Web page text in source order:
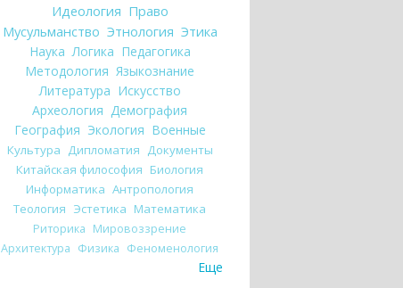
Идеология Право
Мусульманство Этнология Этика
Наука Логика Педагогика
Методология Языкознание
Литература Искусство
Археология Демография
География Экология Военные
Культура Дипломатия Документы
Китайская философия Биология
Информатика Антропология
Теология Эстетика Математика
Риторика Мировоззрение
Архитектура Физика Феноменология
Еще